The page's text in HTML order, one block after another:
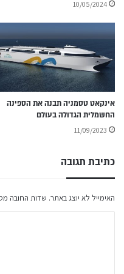
10/05/2024
אינקאט טסמניה תבנה את הספינה
החשמלית הגדולה בעולם
11/09/2023
כתיבת תגובה
האימייל לא יוצג באתר. שדות החובה